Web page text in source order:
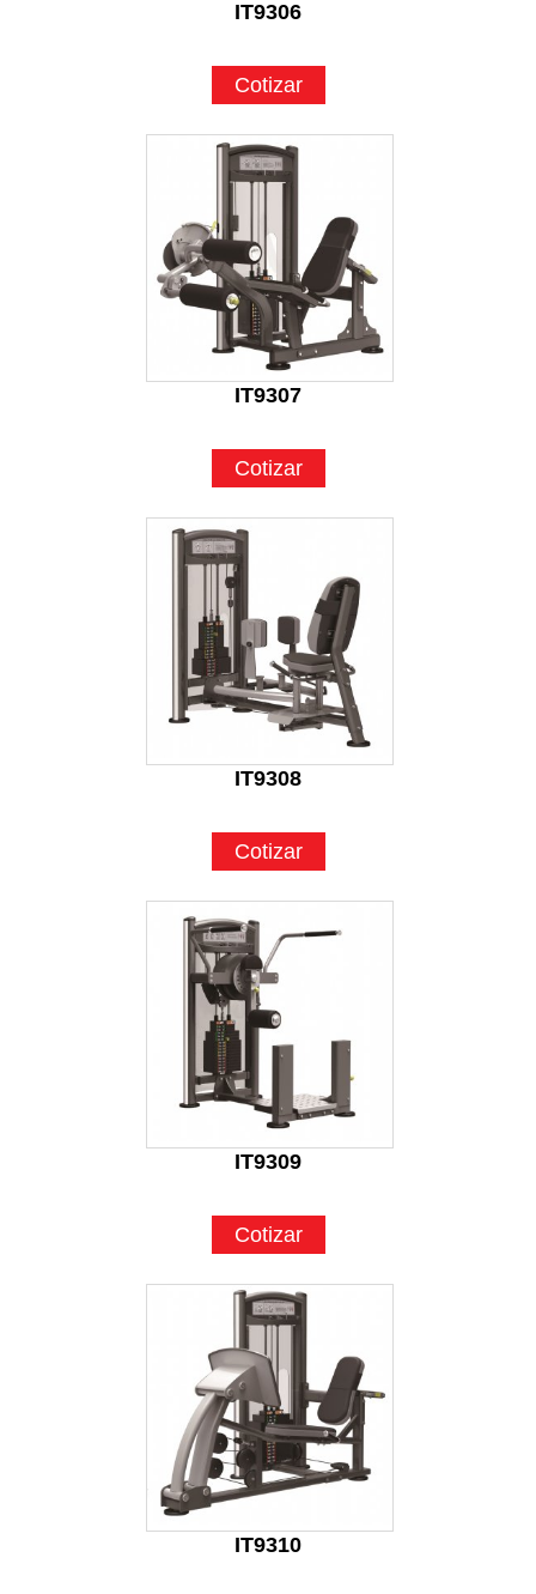
IT9306
Cotizar
IT9307
Cotizar
IT9308
Cotizar
IT9309
Cotizar
IT9310